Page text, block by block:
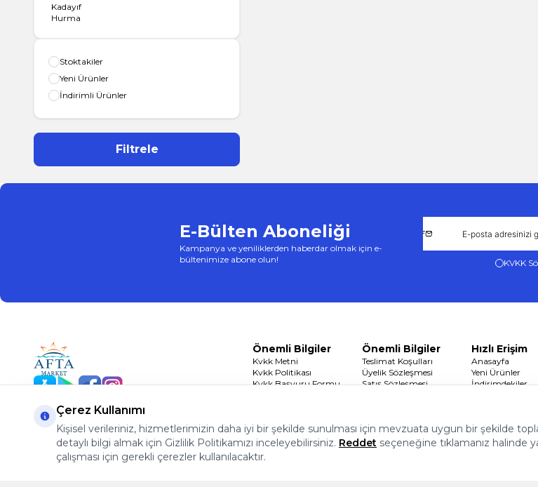
Kadayıf
Hurma
Stoktakiler
Yeni Ürünler
İndirimli Ürünler
Filtrele
E-Bülten Aboneliği
Kampanya ve yeniliklerden haberdar olmak için e-
bültenimize abone olun!
KVKK
Önemli Bilgiler
Kvkk Metni
Kvkk Politikası
Kvkk Başvuru Formu
Önemli Bilgiler
Teslimat Koşulları
Üyelik Sözleşmesi
Satış Sözleşmesi
Hızlı Erişim
Anasayfa
Yeni Ürünler
İndirimdekiler
Çerez Kullanımı
Kişisel verileriniz, hizmetlerimizin daha iyi bir şekilde sunulması için mevzuata uygun bir şekilde
detaylı bilgi almak için Gizlilik Politikamızı inceleyebilirsiniz. Reddet seçeneğine tıklamanız halinde
çalışması için gerekli çerezler kullanılacaktır.